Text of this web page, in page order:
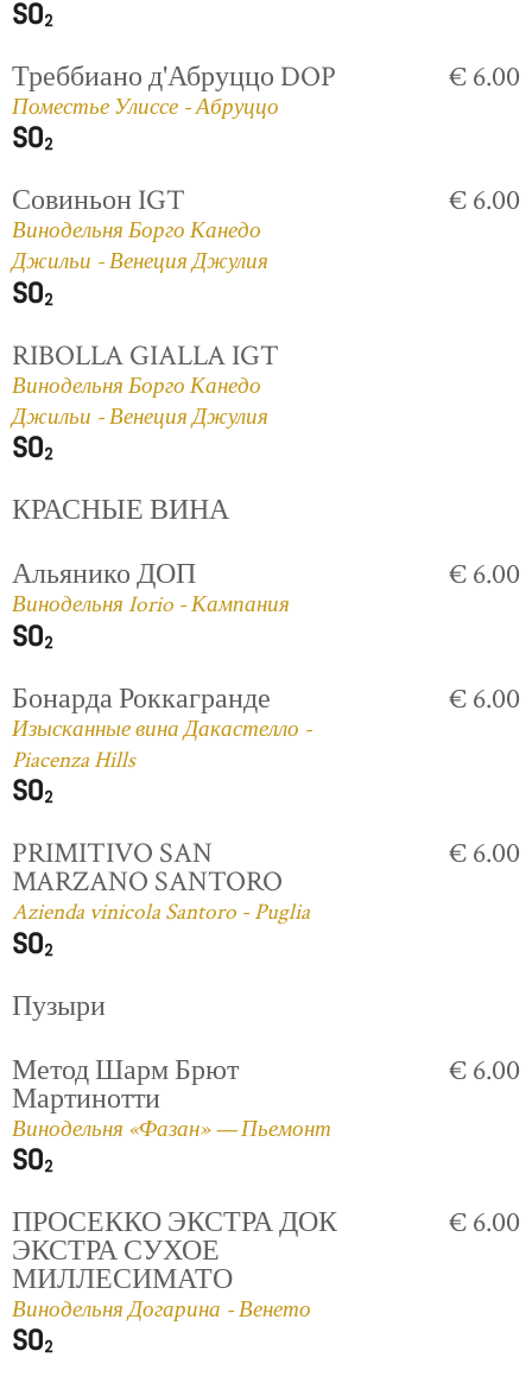
Треббиано д'Абруццо DOP
Поместье Улиссе - Абруццо
€ 6.00
Совиньон IGT
Винодельня Борго Канедо
Джильи - Венеция Джулия
€ 6.00
RIBOLLA GIALLA IGT
Винодельня Борго Канедо
Джильи - Венеция Джулия
КРАСНЫЕ ВИНА
Альянико ДОП
Винодельня Iorio - Кампания
€ 6.00
Бонарда Роккагранде
Изысканные вина Дакастелло -
Piacenza Hills
€ 6.00
PRIMITIVO SAN
MARZANO SANTORO
Azienda vinicola Santoro - Puglia
€ 6.00
Пузыри
Метод Шарм Брют
Мартинотти
Винодельня «Фазан» — Пьемонт
€ 6.00
ПРОСЕККО ЭКСТРА ДОК
ЭКСТРА СУХОЕ
МИЛЛЕСИМАТО
Винодельня Догарина - Венето
€ 6.00